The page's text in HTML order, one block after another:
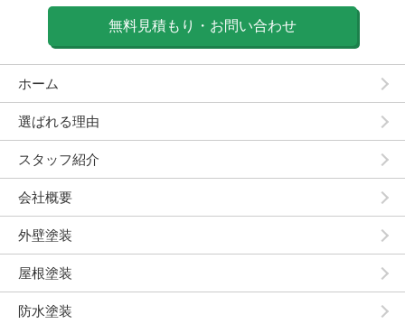
無料見積もり・お問い合わせ
ホーム
選ばれる理由
スタッフ紹介
会社概要
外壁塗装
屋根塗装
防水塗装